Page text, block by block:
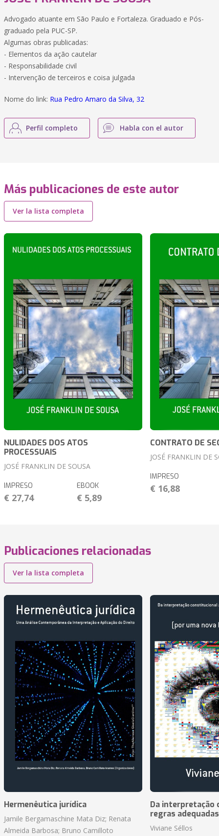
Advogado atuante em São Paulo e Fortaleza. Graduado e Pós-
graduado pela PUC-SP.
Algumas obras publicadas:
- Elementos da ação cautelar
- Responsabilidade civil
- Intervenção de terceiros e coisa julgada
Nome do link: Rua Pedro Amaro da Silva, 32
Perfil completo Habla con el autor
Más publicaciones de este autor
Ver la lista completa
NULIDADES DOS ATOS
PROCESSUAIS
JOSÉ FRANKLIN DE SOUSA
IMPRESO
€ 27,74
EBOOK
€ 5,89
CONTRATO DE
JOSÉ FRANKLIN DE
IMPRESO
€ 16,88
Publicaciones relacionadas
Ver la lista completa
Hermenêutica jurídica
Jamile Bergamaschine Mata Diz; Renata
Almeida Barbosa; Bruno Camilloto
Da interpretação
regras
Viviane Séllos